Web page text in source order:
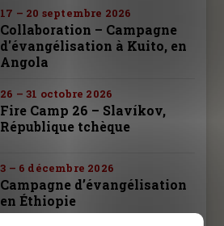
17 – 20 septembre 2026
Collaboration – Campagne
d'évangélisation à Kuito, en
Angola
26 – 31 octobre 2026
Fire Camp 26 – Slavíkov,
République tchèque
3 – 6 décembre 2026
Campagne d’évangélisation
en Éthiopie